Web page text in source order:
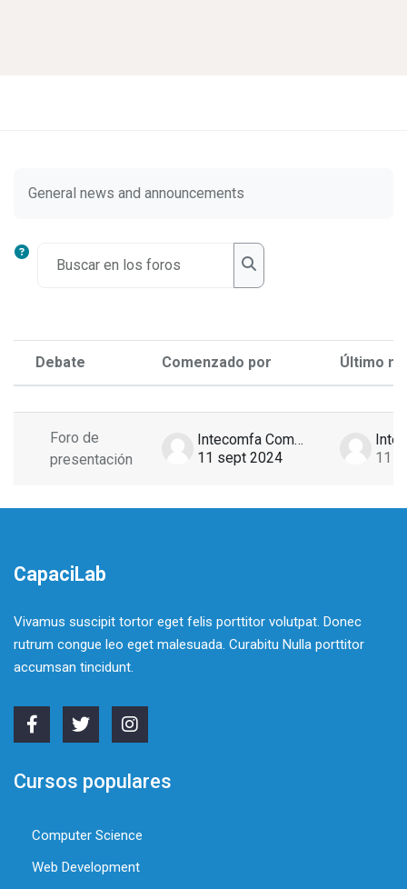
General news and announcements
Buscar en los foros
Estado
Debate Comenzado por Último
Foro de
presentación
Intecomfa Comfasucre
11 sept 2024
11
CapaciLab
Vivamus suscipit tortor eget felis porttitor volutpat. Donec
rutrum congue leo eget malesuada. Curabitu Nulla porttitor
accumsan tincidunt.
Cursos populares
Computer Science
Web Development